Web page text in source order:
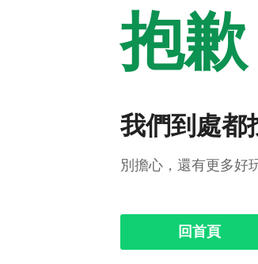
抱歉
我們到處都
別擔心，還有更多好
回首頁